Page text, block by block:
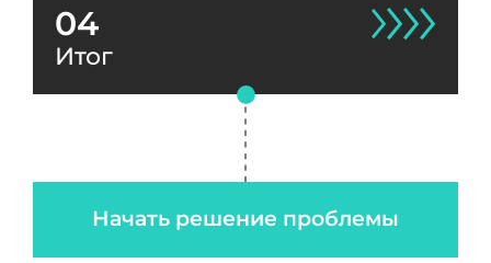
04
Итог
Начать решение проблемы